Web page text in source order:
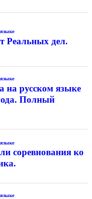
Реальных дел.
на русском языке
Полный
соревнования ко